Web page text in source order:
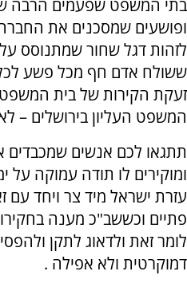
בתי המשפט שפעמים הרבה
ופושעים שמסכנים את
לזהות דגל שחור שמתנוסס
ששולח אדם חף מכל פשע לכל
זעקת הקירות של בית המשפט
המשפט העליון בירושלים –
תתגאו לכם אנשים שמכבדים
ומוקירים לו תודה עמוקה על
עזרת ישראל מיד צר ויחד עם
פתיים וכששב"כ מענה
לומר זאת ולדאוג לתקן
דמוקרטית ולא אפילה .